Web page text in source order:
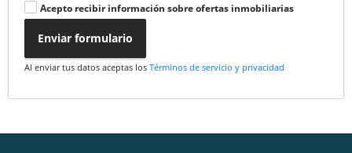
Acepto recibir información sobre ofertas inmobiliarias
Enviar formulario
Al enviar tus datos aceptas los Términos de servicio y privacidad